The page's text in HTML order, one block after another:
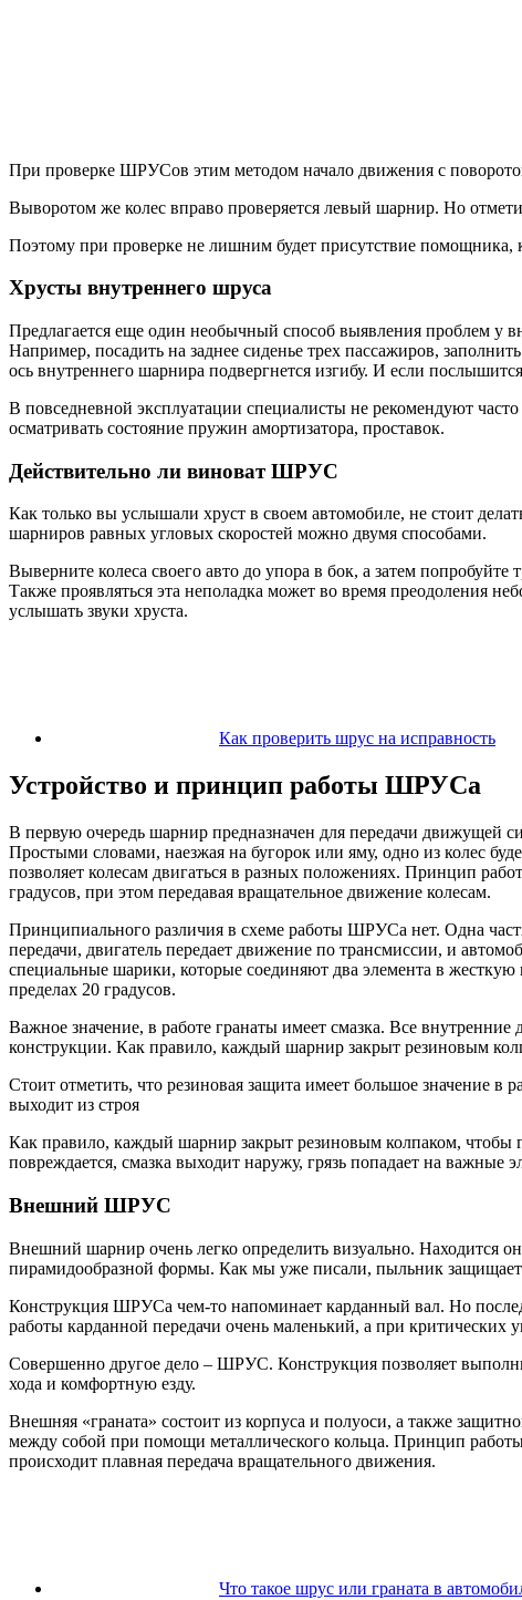
При проверке ШРУСов этим методом начало движения с
Выворотом же колес вправо проверяется левый шарнир. Но
Поэтому при проверке не лишним будет присутствие помощника,
Хрусты внутреннего шруса
Предлагается еще один необычный способ выявления проблем у
Например, посадить на заднее сиденье трех пассажиров,
ось внутреннего шарнира подвергнется изгибу. И если
В повседневной эксплуатации специалисты не рекомендуют
осматривать состояние пружин амортизатора, проставок.
Действительно ли виноват ШРУС
Как только вы услышали хруст в своем автомобиле, не стоит
шарниров равных угловых скоростей можно двумя способами.
Выверните колеса своего авто до упора в бок, а затем
Также проявляться эта неполадка может во время преодоления
услышать звуки хруста.
Как проверить шрус на исправность
Устройство и принцип работы ШРУСа
В первую очередь шарнир предназначен для передачи движущей
Простыми словами, наезжая на бугорок или яму, одно из колес
позволяет колесам двигаться в разных положениях. Принцип
градусов, при этом передавая вращательное движение колесам.
Принципиального различия в схеме работы ШРУСа нет. Одна
передачи, двигатель передает движение по трансмиссии, и
специальные шарики, которые соединяют два элемента в
пределах 20 градусов.
Важное значение, в работе гранаты имеет смазка. Все
конструкции. Как правило, каждый шарнир закрыт резиновым
Стоит отметить, что резиновая защита имеет большое значение
выходит из строя
Как правило, каждый шарнир закрыт резиновым колпаком, чтобы
повреждается, смазка выходит наружу, грязь попадает на важные
Внешний ШРУС
Внешний шарнир очень легко определить визуально. Находится
пирамидообразной формы. Как мы уже писали, пыльник защищает
Конструкция ШРУСа чем-то напоминает карданный вал. Но
работы карданной передачи очень маленький, а при критических
Совершенно другое дело – ШРУС. Конструкция позволяет
хода и комфортную езду.
Внешняя «граната» состоит из корпуса и полуоси, а также
между собой при помощи металлического кольца. Принцип
происходит плавная передача вращательного движения.
Что такое шрус или граната в